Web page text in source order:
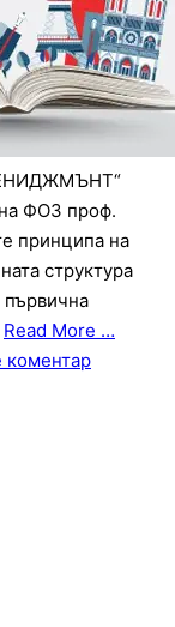
ФОЗ проф.
принципа на
структура
Read More …
коментар